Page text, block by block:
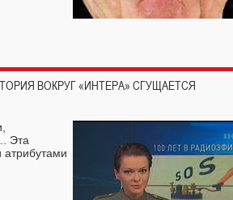
ВОКРУГ «ИНТЕРА» СГУЩАЕТСЯ
Эта
атрибутами